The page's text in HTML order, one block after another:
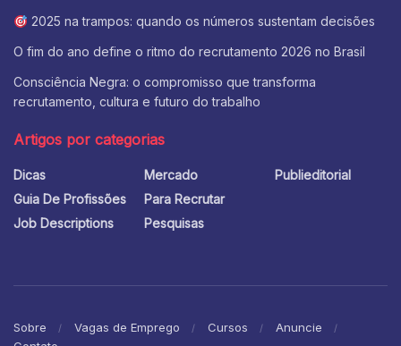
2025 na trampos: quando os números sustentam decisões
O fim do ano define o ritmo do recrutamento 2026 no Brasil
Consciência Negra: o compromisso que transforma
recrutamento, cultura e futuro do trabalho
Artigos por categorias
Dicas
Guia De Profissões
Job Descriptions
Mercado
Para Recrutar
Pesquisas
Publieditorial
Sobre Vagas de Emprego Cursos
Anuncie